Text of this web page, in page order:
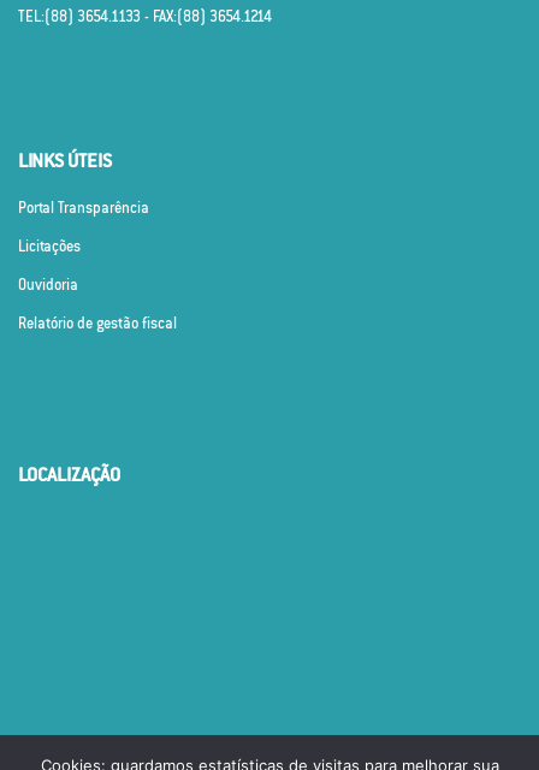
TEL:(88) 3654.1133 - FAX:(88) 3654.1214
LINKS ÚTEIS
Portal Transparência
Licitações
Ouvidoria
Relatório de gestão fiscal
LOCALIZAÇÃO
Cookies: guardamos estatísticas de visitas para melhorar sua